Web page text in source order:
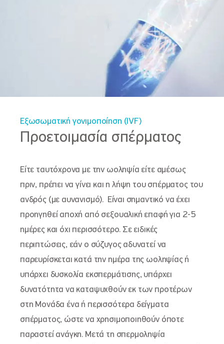
Εξωσωματική γονιμοποίηση (IVF)
Προετοιμασία σπέρματος
Είτε ταυτόχρονα με την ωοληψία είτε αμέσως
πριν, πρέπει να γίνει και η λήψη του σπέρματος του
ανδρός (με αυνανισμό). Είναι σημαντικό να έχει
προηγηθεί αποχή από σεξουαλική επαφή για 2-5
ημέρες και όχι περισσότερο. Σε ειδικές
περιπτώσεις, εάν ο σύζυγος αδυνατεί να
παρευρίσκεται κατά την ημέρα της ωοληψίας ή
υπάρχει δυσκολία εκσπερμάτισης, υπάρχει
δυνατότητα να καταψυχθούν εκ των προτέρων
στη Μονάδα ένα ή περισσότερα δείγματα
σπέρματος, ώστε να χρησιμοποιηθούν όποτε
παραστεί ανάγκη. Μετά τη σπερμοληψία